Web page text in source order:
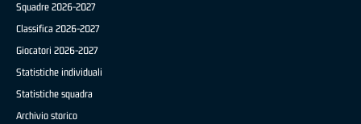
Squadre 2026-2027
Classifica 2026-2027
Giocatori 2026-2027
Statistiche individuali
Statistiche squadra
Archivio storico